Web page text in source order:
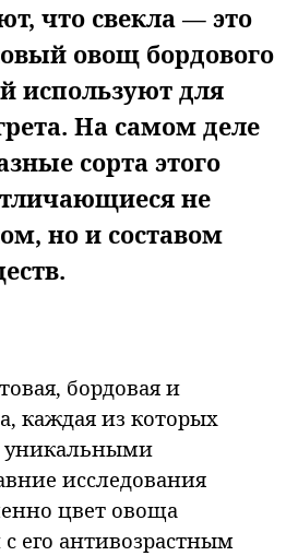
что свекла — это
овощ бордового
используют для
На самом деле
сорта этого
не
но и составом
бордовая и
каждая из которых
уникальными
исследования
цвет овоща
его антивозрастным